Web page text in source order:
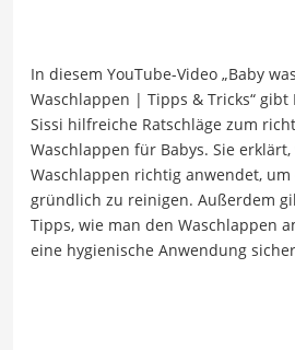
In diesem YouTube-Video „Baby
Waschlappen | Tipps & Tricks“ gibt
Sissi hilfreiche Ratschläge zum
Waschlappen für Babys. Sie
Waschlappen richtig anwendet,
gründlich zu reinigen. Außerdem
Tipps, wie man den Waschlappen
eine hygienische Anwendung